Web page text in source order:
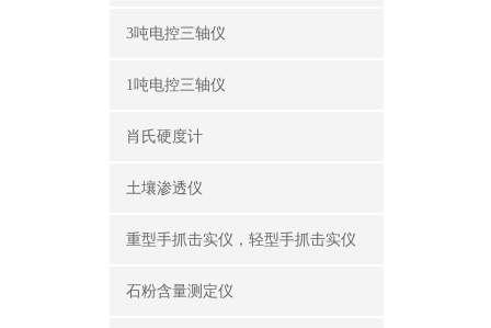
3吨电控三轴仪
1吨电控三轴仪
肖氏硬度计
土壤渗透仪
重型手抓击实仪，轻型手抓击实仪
石粉含量测定仪